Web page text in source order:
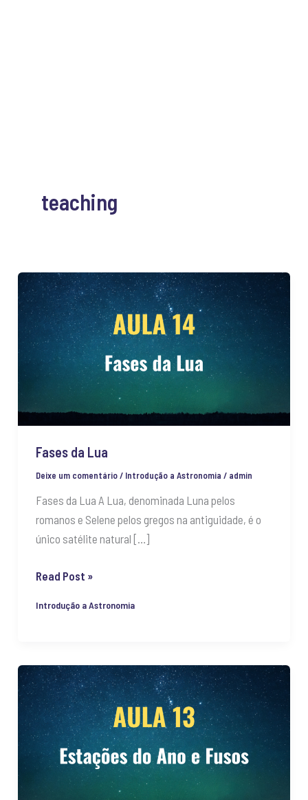
teaching
Fases da Lua
Deixe um comentário / Introdução a Astronomia / admin
Fases da Lua A Lua, denominada Luna pelos
romanos e Selene pelos gregos na antiguidade, é o
único satélite natural […]
Fases
da
Lua
Read Post »
Introdução a Astronomia
Estações
do
Ano
e
Fuso
Horário